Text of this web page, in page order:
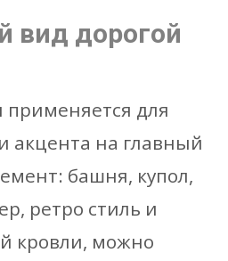
вид дорогой
применяется для
на главный
башня, купол,
ретро стиль и
кровли, можно